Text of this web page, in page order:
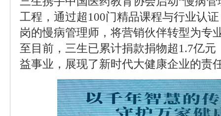
工程，通过超100门精品课程与行业认
岗的慢病管理师，将营销伙伴转型为专
至目前，三生已累计捐款捐物超1.7亿
益事业，展现了新时代大健康企业的责